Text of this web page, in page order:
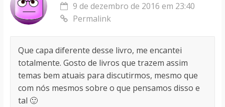
9 de dezembro de 2016 em 23:40
Permalink
Que capa diferente desse livro, me encantei
totalmente. Gosto de livros que trazem assim
temas bem atuais para discutirmos, mesmo que
com nós mesmos sobre o que pensamos disso e
tal 🙂